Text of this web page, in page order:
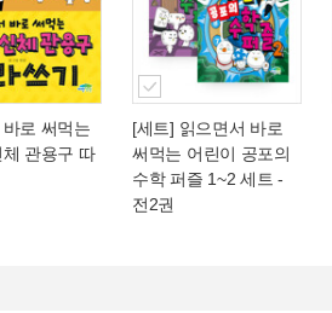
로 써먹는
관용구 따
[세트] 읽으면서 바로
써먹는 어린이 공포의
수학 퍼즐 1~2 세트 -
전2권